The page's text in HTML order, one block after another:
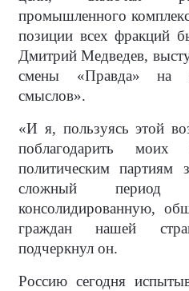
промышленного
позиции всех фракций
Дмитрий Медведев,
смены «Правда» на
смыслов».
«И я, пользуясь этой
поблагодарить
политическим
сложный период
консолидированную,
граждан нашей
подчеркнул он.
Россию сегодня